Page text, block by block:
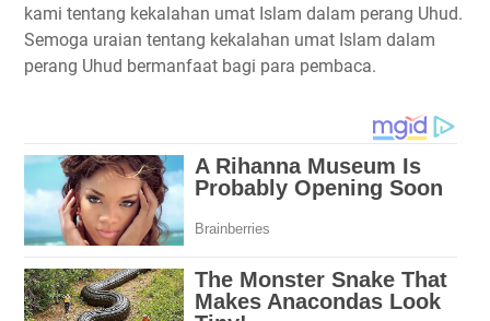
kami tentang kekalahan umat Islam dalam perang Uhud.
Semoga uraian tentang kekalahan umat Islam dalam
perang Uhud bermanfaat bagi para pembaca.